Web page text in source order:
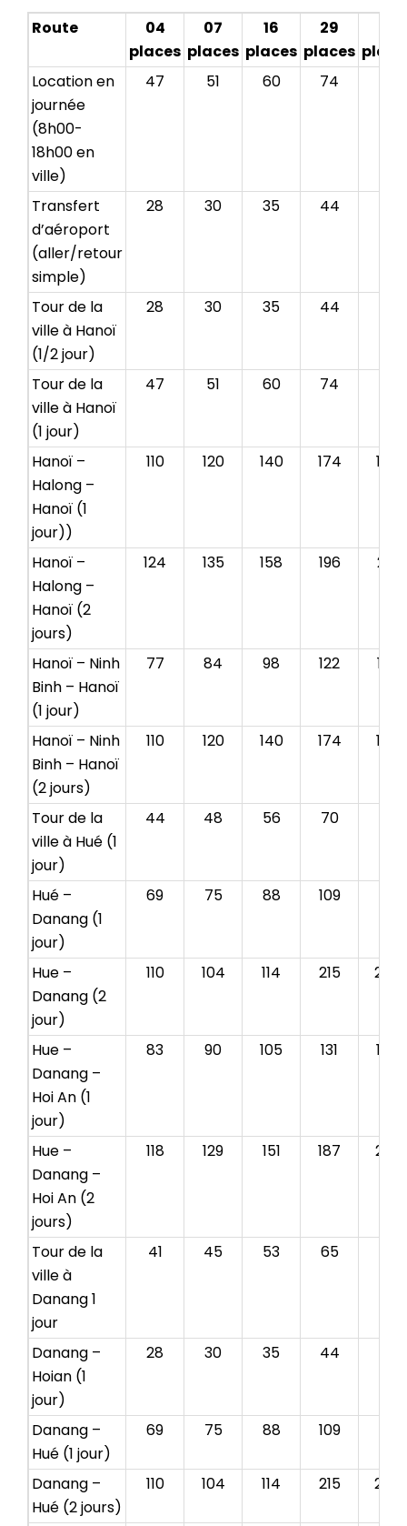
Route
04
places
07
places
16
places
29
places
Location en
journée
(8h00-
18h00 en
ville)
47 51 60 74
Transfert
d’aéroport
(aller/retour
simple)
28 30 35 44
Tour de la
ville à Hanoï
(1/2 jour)
28 30 35 44
Tour de la
ville à Hanoï
(1 jour)
47 51 60 74
Hanoï –
Halong –
Hanoï (1
jour))
110 120 140 174 194
Hanoï –
Halong –
Hanoï (2
jours)
124 135 158 196 218
Hanoï – Ninh
Binh – Hanoï
(1 jour)
77 84 98 122 136
Hanoï – Ninh
Binh – Hanoï
(2 jours)
110 120 140 174 194
Tour de la
ville à Hué (1
jour)
44 48 56 70
Hué –
Danang (1
jour)
69 75 88 109
Hue –
Danang (2
jour)
110 104 114 215 256
Hue –
Danang –
Hoi An (1
jour)
83 90 105 131 146
Hue –
Danang –
Hoi An (2
jours)
118 129 151 187 209
Tour de la
ville à
Danang 1
jour
41 45 53 65
Danang –
Hoian (1
jour)
28 30 35 44
Danang –
Hué (1 jour)
69 75 88 109
Danang –
Hué (2 jours)
110 104 114 215 256